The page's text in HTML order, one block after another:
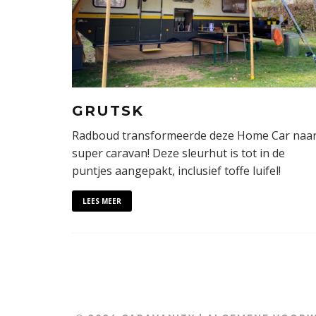
GRUTSK
Radboud transformeerde deze Home Car
super caravan! Deze sleurhut is tot in de
puntjes aangepakt, inclusief toffe luifel!
LEES MEER